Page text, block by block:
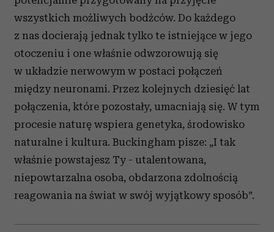
wszystkich możliwych bodźców. Do każdego
z nas docierają jednak tylko te istniejące w jego
otoczeniu i one właśnie odwzorowują się
w układzie nerwowym w postaci połączeń
między neuronami. Przez kolejnych dziesięć lat
połączenia, które pozostały, umacniają się. W tym
procesie naturę wspiera genetyka, środowisko
naturalne i kultura. Buckingham pisze: „I tak
właśnie powstajesz Ty - utalentowana,
niepowtarzalna osoba, obdarzona zdolnością
reagowania na świat w swój wyjątkowy sposób”.